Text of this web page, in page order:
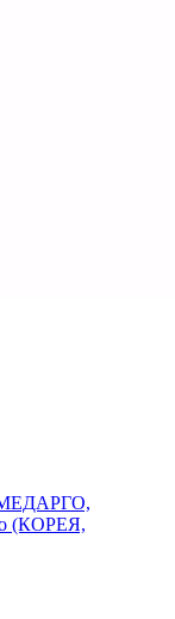
МЕДАРГО,
(КОРЕЯ,